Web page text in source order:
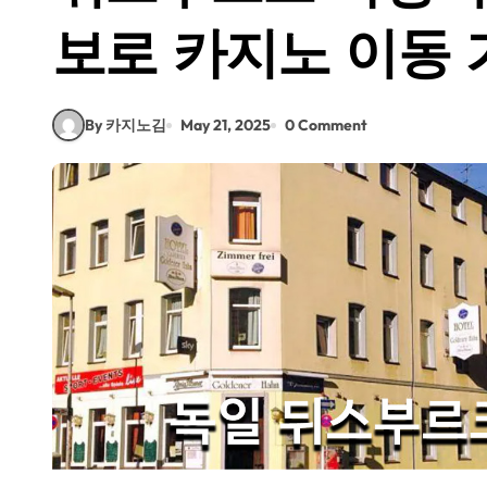
보로 카지노 이동
By 카지노김 May 21, 2025 0 Comment